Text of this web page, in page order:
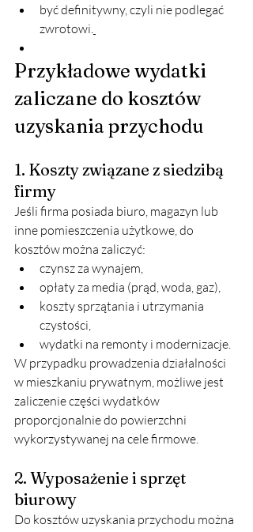
być definitywny, czyli nie podlegać
zwrotowi.
Przykładowe wydatki
zaliczane do kosztów
uzyskania przychodu
1. Koszty związane z siedzibą
firmy
Jeśli firma posiada biuro, magazyn lub
inne pomieszczenia użytkowe, do
kosztów można zaliczyć:
czynsz za wynajem,
opłaty za media (prąd, woda, gaz),
koszty sprzątania i utrzymania
czystości,
wydatki na remonty i modernizacje.
W przypadku prowadzenia działalności
w mieszkaniu prywatnym, możliwe jest
zaliczenie części wydatków
proporcjonalnie do powierzchni
wykorzystywanej na cele firmowe.
2. Wyposażenie i sprzęt
biurowy
Do kosztów uzyskania przychodu można